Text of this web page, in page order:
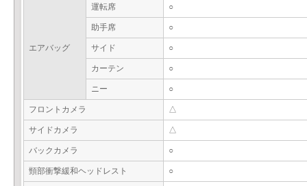
エアバッグ
運転席 ○
助手席 ○
サイド ○
カーテン ○
ニー ○
フロントカメラ △
サイドカメラ △
バックカメラ ○
頸部衝撃緩和ヘッドレスト ○